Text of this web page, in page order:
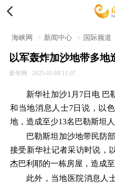

海峡网 > 新闻中心 > 国际频道
以军轰炸加沙地带多地
新华网 2025-01-08 11:07
新华社加沙1月7日电 巴
和当地消息人士7日说，以
地，造成至少13名巴勒斯坦
巴勒斯坦加沙地带民防
接受新华社记者采访时说，
杰巴利耶的一栋房屋，造成
此外，当地医院消息人